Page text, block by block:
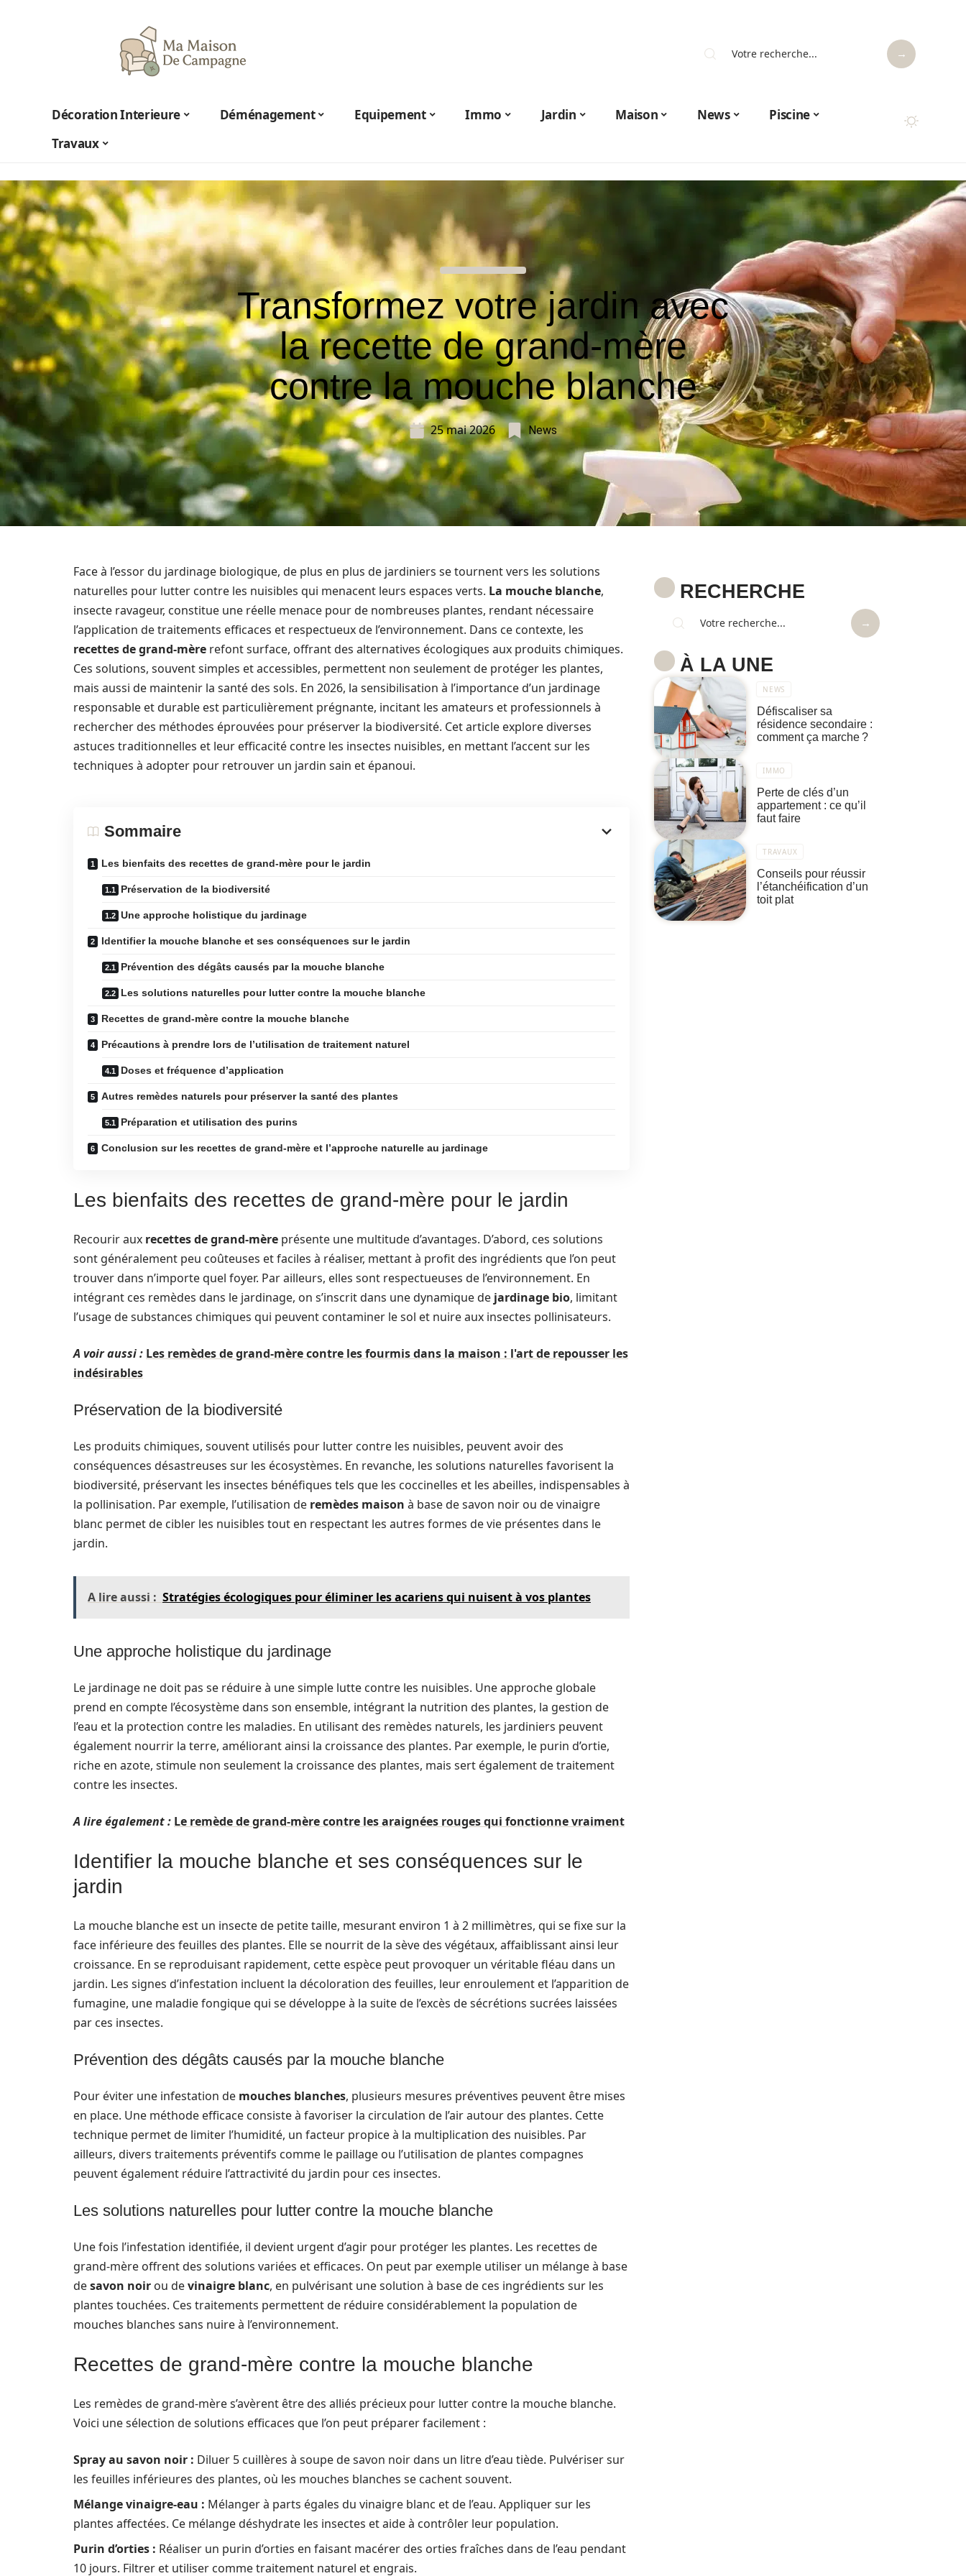
Décoration Interieure Déménagement Equipement Immo Jardin Maison News
Piscine
Travaux
Transformez votre jardin avec
la recette de grand-mère
contre la mouche blanche
25 mai 2026 News
Face à l’essor du jardinage biologique, de plus en plus de jardiniers se tournent vers les solutions
naturelles pour lutter contre les nuisibles qui menacent leurs espaces verts. La mouche blanche,
insecte ravageur, constitue une réelle menace pour de nombreuses plantes, rendant nécessaire
l’application de traitements efficaces et respectueux de l’environnement. Dans ce contexte, les
recettes de grand-mère refont surface, offrant des alternatives écologiques aux produits chimiques.
Ces solutions, souvent simples et accessibles, permettent non seulement de protéger les plantes,
mais aussi de maintenir la santé des sols. En 2026, la sensibilisation à l’importance d’un jardinage
responsable et durable est particulièrement prégnante, incitant les amateurs et professionnels à
rechercher des méthodes éprouvées pour préserver la biodiversité. Cet article explore diverses
astuces traditionnelles et leur efficacité contre les insectes nuisibles, en mettant l’accent sur les
techniques à adopter pour retrouver un jardin sain et épanoui.
Sommaire
Les bienfaits des recettes de grand-mère pour le jardin
Préservation de la biodiversité
Une approche holistique du jardinage
Identifier la mouche blanche et ses conséquences sur le jardin
Prévention des dégâts causés par la mouche blanche
Les solutions naturelles pour lutter contre la mouche blanche
Recettes de grand-mère contre la mouche blanche
Précautions à prendre lors de l’utilisation de traitement naturel
Doses et fréquence d’application
Autres remèdes naturels pour préserver la santé des plantes
Préparation et utilisation des purins
Conclusion sur les recettes de grand-mère et l’approche naturelle au jardinage
Les bienfaits des recettes de grand-mère pour le jardin
Recourir aux recettes de grand-mère présente une multitude d’avantages. D’abord, ces solutions
sont généralement peu coûteuses et faciles à réaliser, mettant à profit des ingrédients que l’on peut
trouver dans n’importe quel foyer. Par ailleurs, elles sont respectueuses de l’environnement. En
intégrant ces remèdes dans le jardinage, on s’inscrit dans une dynamique de jardinage bio, limitant
l’usage de substances chimiques qui peuvent contaminer le sol et nuire aux insectes pollinisateurs.
A voir aussi : Les remèdes de grand-mère contre les fourmis dans la maison : l'art de repousser les
indésirables
Préservation de la biodiversité
Les produits chimiques, souvent utilisés pour lutter contre les nuisibles, peuvent avoir des
conséquences désastreuses sur les écosystèmes. En revanche, les solutions naturelles favorisent la
biodiversité, préservant les insectes bénéfiques tels que les coccinelles et les abeilles, indispensables à
la pollinisation. Par exemple, l’utilisation de remèdes maison à base de savon noir ou de vinaigre
blanc permet de cibler les nuisibles tout en respectant les autres formes de vie présentes dans le
jardin.
A lire aussi : Stratégies écologiques pour éliminer les acariens qui nuisent à vos plantes
Une approche holistique du jardinage
Le jardinage ne doit pas se réduire à une simple lutte contre les nuisibles. Une approche globale
prend en compte l’écosystème dans son ensemble, intégrant la nutrition des plantes, la gestion de
l’eau et la protection contre les maladies. En utilisant des remèdes naturels, les jardiniers peuvent
également nourrir la terre, améliorant ainsi la croissance des plantes. Par exemple, le purin d’ortie,
riche en azote, stimule non seulement la croissance des plantes, mais sert également de traitement
contre les insectes.
A lire également : Le remède de grand-mère contre les araignées rouges qui fonctionne vraiment
Identifier la mouche blanche et ses conséquences sur le
jardin
La mouche blanche est un insecte de petite taille, mesurant environ 1 à 2 millimètres, qui se fixe sur la
face inférieure des feuilles des plantes. Elle se nourrit de la sève des végétaux, affaiblissant ainsi leur
croissance. En se reproduisant rapidement, cette espèce peut provoquer un véritable fléau dans un
jardin. Les signes d’infestation incluent la décoloration des feuilles, leur enroulement et l’apparition de
fumagine, une maladie fongique qui se développe à la suite de l’excès de sécrétions sucrées laissées
par ces insectes.
Prévention des dégâts causés par la mouche blanche
Pour éviter une infestation de mouches blanches, plusieurs mesures préventives peuvent être mises
en place. Une méthode efficace consiste à favoriser la circulation de l’air autour des plantes. Cette
technique permet de limiter l’humidité, un facteur propice à la multiplication des nuisibles. Par
ailleurs, divers traitements préventifs comme le paillage ou l’utilisation de plantes compagnes
peuvent également réduire l’attractivité du jardin pour ces insectes.
Les solutions naturelles pour lutter contre la mouche blanche
Une fois l’infestation identifiée, il devient urgent d’agir pour protéger les plantes. Les recettes de
grand-mère offrent des solutions variées et efficaces. On peut par exemple utiliser un mélange à base
desavon noir ou devinaigre blanc, en pulvérisant une solution à base de ces ingrédients sur les
plantes touchées. Ces traitements permettent de réduire considérablement la population de
mouches blanches sans nuire à l’environnement.
Recettes de grand-mère contre la mouche blanche
Les remèdes de grand-mère s’avèrent être des alliés précieux pour lutter contre la mouche blanche.
Voici une sélection de solutions efficaces que l’on peut préparer facilement :
Spray au savon noir : Diluer 5 cuillères à soupe de savon noir dans un litre d’eau tiède. Pulvériser sur
les feuilles inférieures des plantes, où les mouches blanches se cachent souvent.
Mélange vinaigre-eau : Mélanger à parts égales du vinaigre blanc et de l’eau. Appliquer sur les
plantes affectées. Ce mélange déshydrate les insectes et aide à contrôler leur population.
Purin d’orties : Réaliser un purin d’orties en faisant macérer des orties fraîches dans de l’eau pendant
10 jours. Filtrer et utiliser comme traitement naturel et engrais.
RECHERCHE
À LA UNE
NEWS
Défiscaliser sa
résidence secondaire :
comment ça marche ?
IMMO
Perte de clés d’un
appartement : ce qu’il
faut faire
TRAVAUX
Conseils pour réussir
l’étanchéification d’un
toit plat